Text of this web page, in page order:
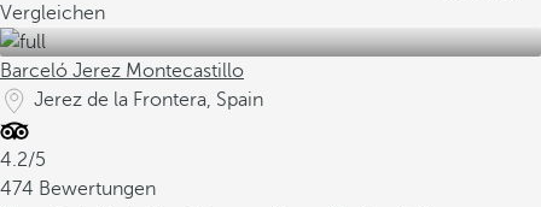
Vergleichen
Barceló Jerez Montecastillo
Jerez de la Frontera, Spain
4.2/5
474 Bewertungen